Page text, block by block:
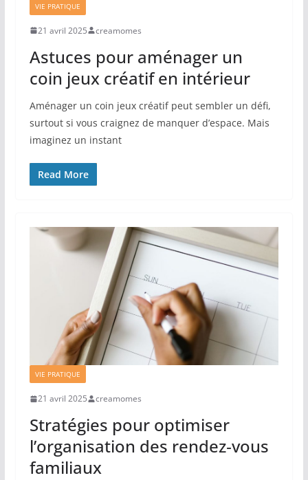
VIE PRATIQUE
21 avril 2025 creamomes
Astuces pour aménager un
coin jeux créatif en intérieur
Aménager un coin jeux créatif peut sembler un défi,
surtout si vous craignez de manquer d’espace. Mais
imaginez un instant
Read More
VIE PRATIQUE
21 avril 2025 creamomes
Stratégies pour optimiser
l’organisation des rendez‐vous
familiaux